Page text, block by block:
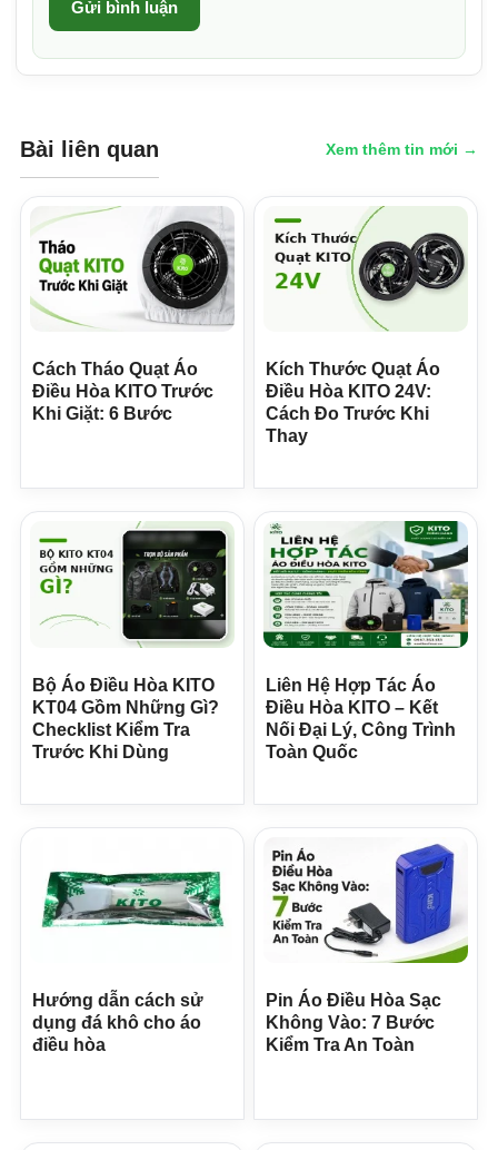
Gửi bình luận
Bài liên quan Xem thêm tin mới →
Cách Tháo Quạt Áo
Điều Hòa KITO Trước
Khi Giặt: 6 Bước
Kích Thước Quạt Áo
Điều Hòa KITO 24V:
Cách Đo Trước Khi
Thay
Bộ Áo Điều Hòa KITO
KT04 Gồm Những Gì?
Checklist Kiểm Tra
Trước Khi Dùng
Liên Hệ Hợp Tác Áo
Điều Hòa KITO – Kết
Nối Đại Lý, Công Trình
Toàn Quốc
Hướng dẫn cách sử
dụng đá khô cho áo
điều hòa
Pin Áo Điều Hòa Sạc
Không Vào: 7 Bước
Kiểm Tra An Toàn